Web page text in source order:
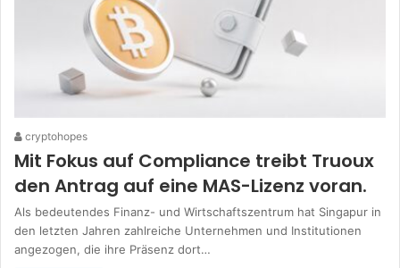
cryptohopes
Mit Fokus auf Compliance treibt Truoux
den Antrag auf eine MAS-Lizenz voran.
Als bedeutendes Finanz- und Wirtschaftszentrum hat Singapur in
den letzten Jahren zahlreiche Unternehmen und Institutionen
angezogen, die ihre Präsenz dort…